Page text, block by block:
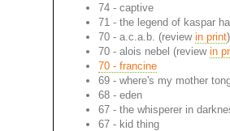
74 - captive
71 - the legend of kaspar
70 - a.c.a.b. (review in print)
70 - alois nebel (review in
70 - francine
69 - where's my mother
68 - eden
67 - the whisperer in
67 - kid thing